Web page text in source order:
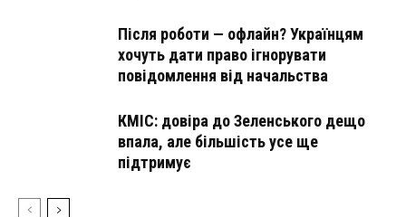
Після роботи — офлайн? Українцям
хочуть дати право ігнорувати
повідомлення від начальства
КМІС: довіра до Зеленського дещо
впала, але більшість усе ще
підтримує